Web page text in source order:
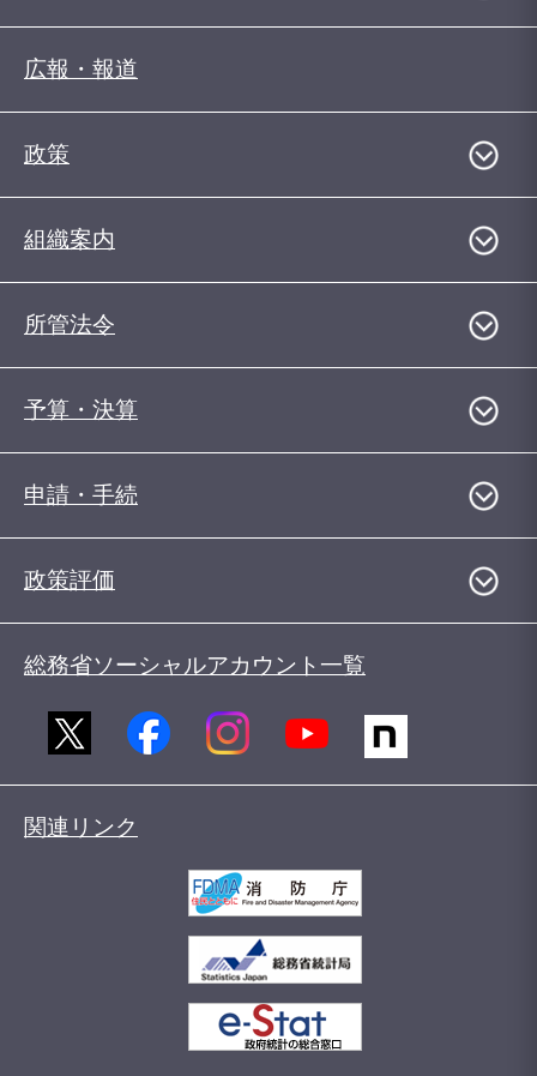
広報・報道
政策
組織案内
所管法令
予算・決算
申請・手続
政策評価
総務省ソーシャルアカウント一覧
関連リンク